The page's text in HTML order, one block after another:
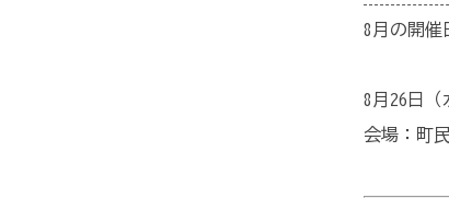
8月の開催
8月26日
会場：町